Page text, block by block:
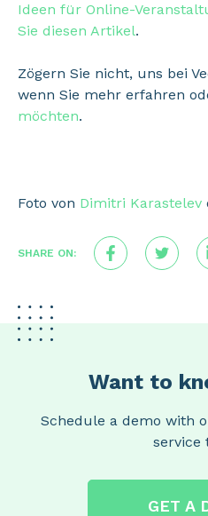
SHARE ON:
Ideen für Online-
Sie diesen Artikel.
Zögern Sie nicht, uns bei
wenn Sie mehr erfahren
möchten.
Foto von Dimitri Karastelev
Want to
Schedule a demo with
service
GET A